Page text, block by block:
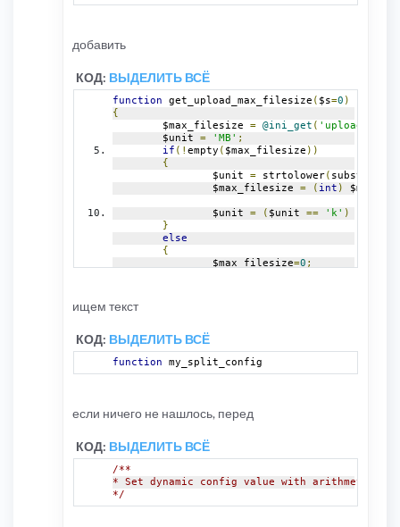
добавить
КОД: ВЫДЕЛИТЬ ВСЁ
function get_upload_max_filesize ( $s=0 )
{
	$max_filesize
= @ini_get (
	$unit
= 'MB' ;
if (! empty ( $max_filesize ))
{
		$unit
= strtolower( substr
		$max_filesize
= ( int )
		$unit
= ( $unit == 'k' )
}
else
{
		$max_filesize
=0 ;
case 'MB':
break;
break;
$s
return $max_filesize;
}
ищем текст
КОД: ВЫДЕЛИТЬ ВСЁ
function my_split_config
если ничего не нашлось, перед
КОД: ВЫДЕЛИТЬ ВСЁ
/**
* Set dynamic config value with arithmetic
*/